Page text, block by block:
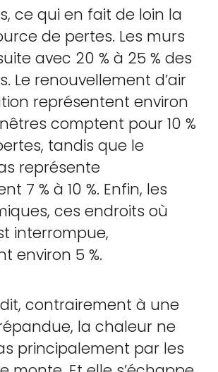
ce qui en fait de loin la
de pertes. Les murs
avec 20 % à 25 % des
Le renouvellement d’air
représentent environ
comptent pour 10 %
tandis que le
représente
7 % à 10 %. Enfin, les
ces endroits où
interrompue,
environ 5 %.
contrairement à une
la chaleur ne
principalement par les